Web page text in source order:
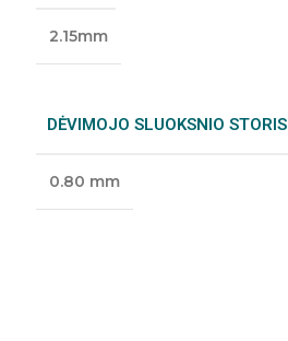
2.15mm
DĖVIMOJO SLUOKSNIO STORIS
0.80 mm